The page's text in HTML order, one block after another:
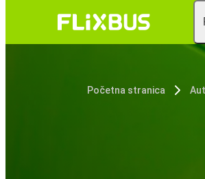
Početna stranica